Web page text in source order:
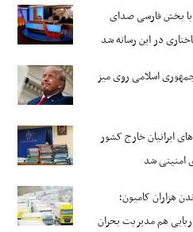
با بخش فارسی صدای
در این رسانه شد
اسلامی روی میز
ایرانیان خارج کشور
امنیتی شد
هزاران کامیون؛
هم مدیریت بحران